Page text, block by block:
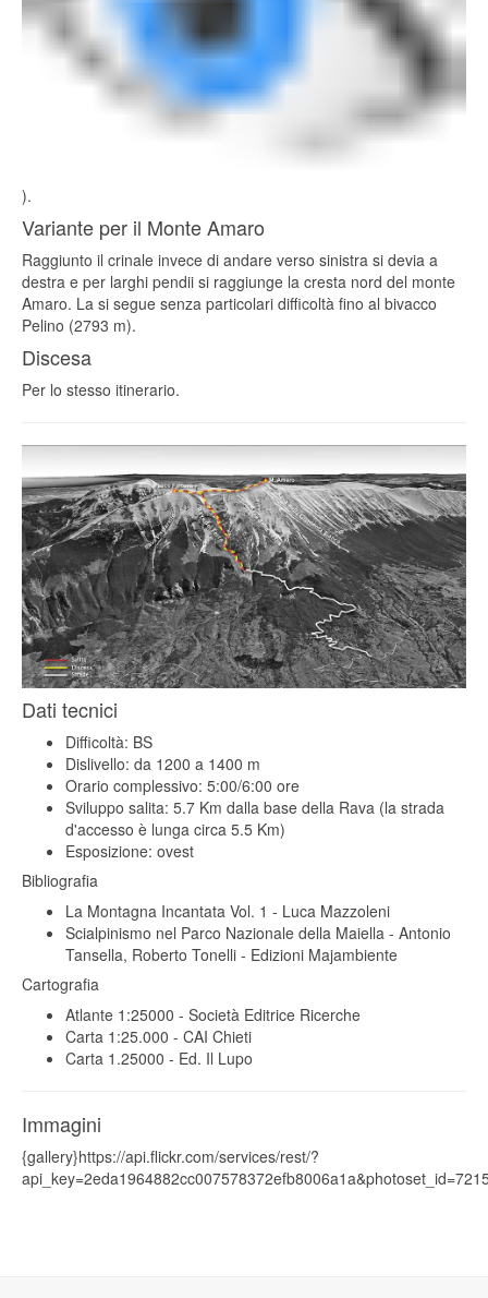
).
Variante per il Monte Amaro
Raggiunto il crinale invece di andare verso sinistra si devia a
destra e per larghi pendii si raggiunge la cresta nord del monte
Amaro. La si segue senza particolari difficoltà fino al bivacco
Pelino (2793 m).
Discesa
Per lo stesso itinerario.
Dati tecnici
Difficoltà: BS
Dislivello: da 1200 a 1400 m
Orario complessivo: 5:00/6:00 ore
Sviluppo salita: 5.7 Km dalla base della Rava (la strada
d'accesso è lunga circa 5.5 Km)
Esposizione: ovest
Bibliografia
La Montagna Incantata Vol. 1 - Luca Mazzoleni
Scialpinismo nel Parco Nazionale della Maiella - Antonio
Tansella, Roberto Tonelli - Edizioni Majambiente
Cartografia
Atlante 1:25000 - Società Editrice Ricerche
Carta 1:25.000 - CAI Chieti
Carta 1.25000 - Ed. Il Lupo
Immagini
{gallery}https://api.flickr.com/services/rest/?